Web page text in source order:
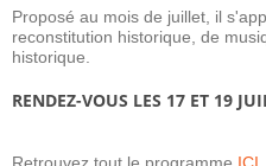
Proposé au mois de juillet, il
reconstitution historique, de
historique.
RENDEZ-VOUS LES 17 ET 19